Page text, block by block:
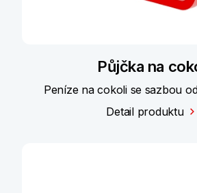
Půjčka na
Peníze na cokoli se sazbou
Detail produktu